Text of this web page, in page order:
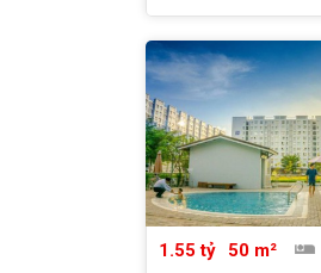
1.55 tỷ 50 m²